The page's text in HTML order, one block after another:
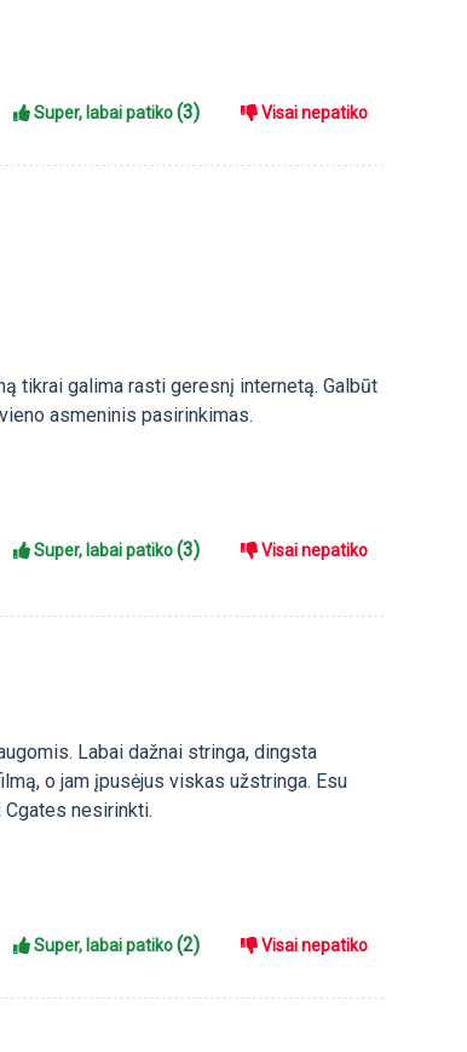
Super, labai patiko(3) Visai nepatiko
tikrai galima rasti geresnį internetą. Galbūt
asmeninis pasirinkimas.
Super, labai patiko(3) Visai nepatiko
Labai dažnai stringa, dingsta
o jam įpusėjus viskas užstringa. Esu
nesirinkti.
Super, labai patiko(2) Visai nepatiko